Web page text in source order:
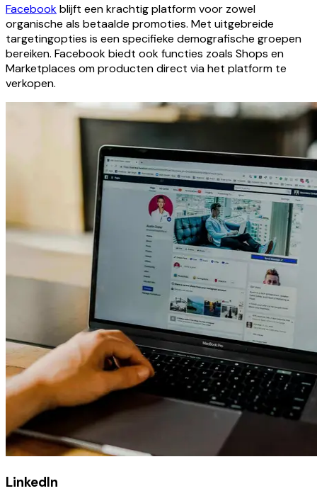
Facebookblijft een krachtig platform voor zowel
organische als betaalde promoties. Met uitgebreide
targetingopties is een specifieke demografische groepen
bereiken. Facebook biedt ook functies zoals Shops en
Marketplaces om producten direct via het platform te
verkopen.
LinkedIn